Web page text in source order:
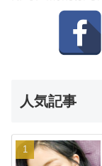
人気記事